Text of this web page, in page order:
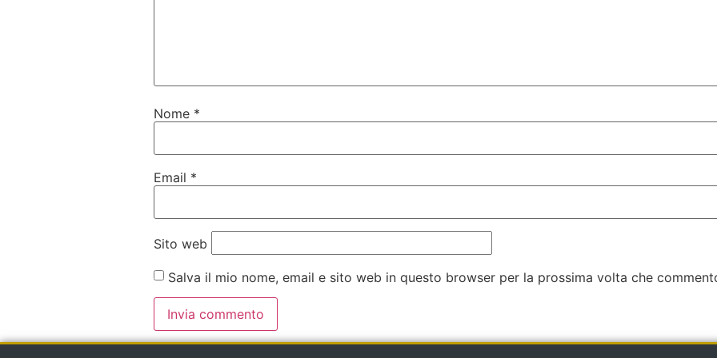
Nome *
Email *
Sito web
Salva il mio nome, email e sito web in questo browser per la prossima volta che